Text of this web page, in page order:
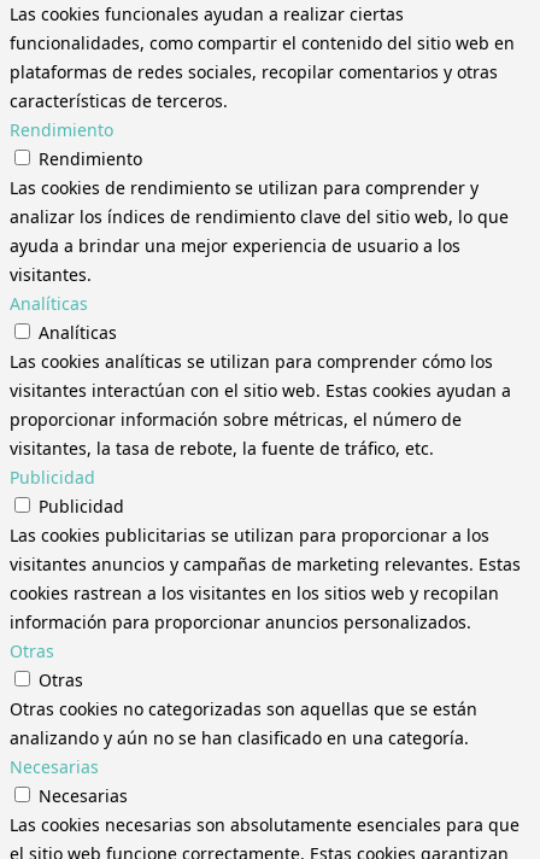
Las cookies funcionales ayudan a realizar ciertas
funcionalidades, como compartir el contenido del sitio web en
plataformas de redes sociales, recopilar comentarios y otras
características de terceros.
Rendimiento
Rendimiento
Las cookies de rendimiento se utilizan para comprender y
analizar los índices de rendimiento clave del sitio web, lo que
ayuda a brindar una mejor experiencia de usuario a los
visitantes.
Analíticas
Analíticas
Las cookies analíticas se utilizan para comprender cómo los
visitantes interactúan con el sitio web. Estas cookies ayudan a
proporcionar información sobre métricas, el número de
visitantes, la tasa de rebote, la fuente de tráfico, etc.
Publicidad
Publicidad
Las cookies publicitarias se utilizan para proporcionar a los
visitantes anuncios y campañas de marketing relevantes. Estas
cookies rastrean a los visitantes en los sitios web y recopilan
información para proporcionar anuncios personalizados.
Otras
Otras
Otras cookies no categorizadas son aquellas que se están
analizando y aún no se han clasificado en una categoría.
Necesarias
Necesarias
Las cookies necesarias son absolutamente esenciales para que
el sitio web funcione correctamente. Estas cookies garantizan